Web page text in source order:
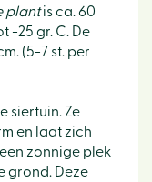
plantis ca. 60
-25 gr. C. De
(5-7 st. per
siertuin. Ze
en laat zich
zonnige plek
grond. Deze